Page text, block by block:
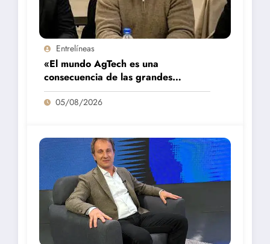
Entrelíneas
«El mundo AgTech es una
consecuencia de las grandes
fortalezas que tenemos en la región»
05/08/2026